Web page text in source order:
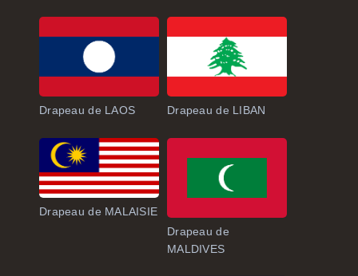
Drapeau de LAOS Drapeau de LIBAN
Drapeau de MALAISIE
Drapeau de
MALDIVES